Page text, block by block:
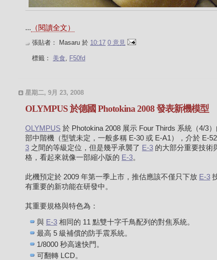
... （閱讀全文）
張貼者： Masaru 於 10:17 0 意見
標籤： 美食 F50fd
星期二, 9月 23, 2008
OLYMPUS 於德國 Photokina 2008 發表新機模型
OLYMPUS 於 Photokina 2008 展示 Four Thirds 系統（4/3
部中階機（型號未定，一般多稱 E-30 或 E-A1），介於 E-
3 之間的等級定位，但是幾乎承襲了 E-3 的大部分重要技術
格，看起來就像一部縮小版的 E-3。
此機預定於 2009 年第一季上市，推估應該不僅只下放 E-3
有重要的新功能在研發中。
其重要規格與特色為：
與 E-3 相同的 11 點雙十字千鳥配列的對焦系統。
最高 5 級補償的防手震系統。
1/8000 秒高速快門。
可翻轉 LCD。